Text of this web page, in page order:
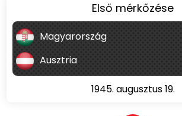
Első mérkőzése
Magyarország
Ausztria
1945. augusztus 19.